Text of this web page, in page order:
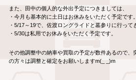
また、田中の個人的な外出予定につきましては、
・今月も基本的に土日はお休みをいただく予定です。
・5/17～19で、佐渡ロングライドと墓参りに行って
・5/30は私用でお休みをいただく予定です。
その他調整中の納車や買取の予定が数件あるので、
の方々は調整と確定をお願いしますm(_ _)m